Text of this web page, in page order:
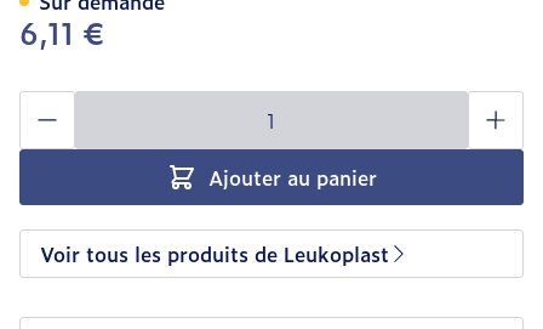
6,11 €
Quantité
Ajouter au panier
Voir tous les produits de Leukoplast